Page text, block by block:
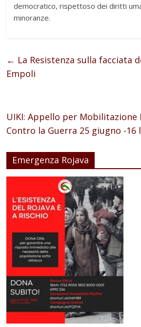
democratico, rispettoso dei diritti
minoranze.
← La Resistenza sulla facciata
Empoli
UIKI: Appello per Mobilitazione
Contro la Guerra 25 giugno -16
Emergenza Rojava